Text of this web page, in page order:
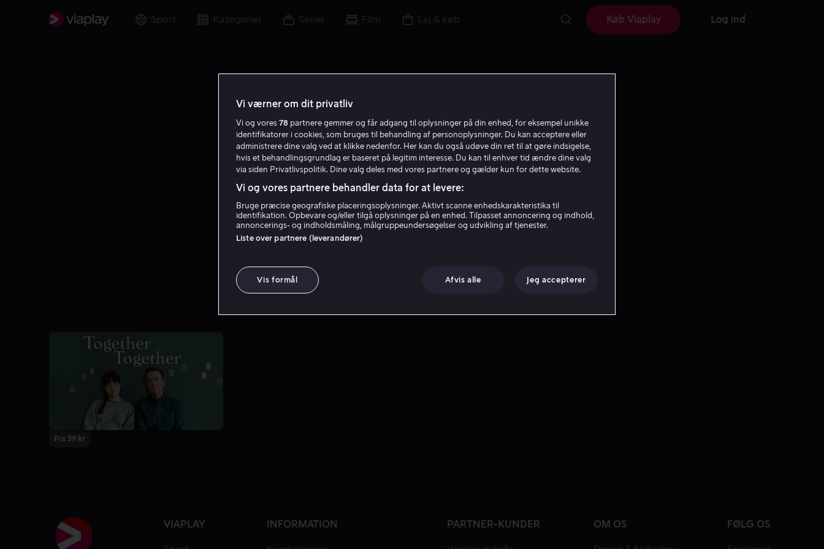
Sport Kategorier Serier Film Lej & køb Køb Viaplay Log ind
Nikole Beckwith
Fra 39 kr
VIAPLAY INFORMATION PARTNER-KUNDER OM OS FØLG OS
Vi værner om dit privatliv
Vi og vores 78 partnere gemmer og får adgang til oplysninger på din enhed, for eksempel unikke
identifikatorer i cookies, som bruges til behandling af personoplysninger. Du kan acceptere eller
administrere dine valg ved at klikke nedenfor. Her kan du også udøve din ret til at gøre indsigelse,
hvis et behandlingsgrundlag er baseret på legitim interesse. Du kan til enhver tid ændre dine valg
via siden Privatlivspolitik. Dine valg deles med vores partnere og gælder kun for dette website.
Vi og vores partnere behandler data for at levere:
Bruge præcise geografiske placeringsoplysninger. Aktivt scanne enhedskarakteristika til
identifikation. Opbevare og/eller tilgå oplysninger på en enhed. Tilpasset annoncering og indhold,
annoncerings- og indholdsmåling, målgruppeundersøgelser og udvikling af tjenester.
Liste over partnere (leverandører)
Vis formål Afvis alle Jeg accepterer